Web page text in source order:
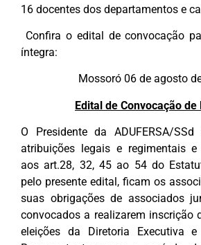
16 docentes dos departamentos e
Confira o edital de convocação
íntegra:
Mossoró 06 de agosto
Edital de Convocação de
O Presidente da ADUFERSA/
atribuições legais e regimentais
aos art.28, 32, 45 ao 54 do
pelo presente edital, ficam os
suas obrigações de associados
convocados a realizarem inscrição
eleições da Diretoria Executiva